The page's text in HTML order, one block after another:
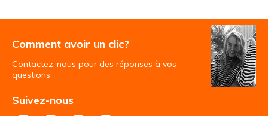
Comment avoir un clic?
Contactez-nous pour des réponses à vos
questions
Suivez-nous